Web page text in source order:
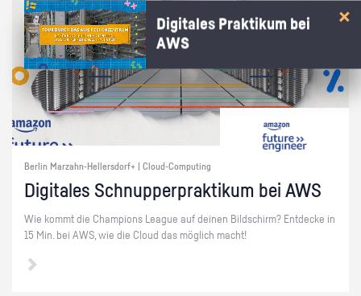
Berlin Marzahn-Hellersdorf+ | Cloud-Computing
Di­gi­ta­les Schnup­per­prak­ti­kum bei AWS
Wie kommt die Cham­pi­ons Le­ague auf dei­nen Bild­schirm? Ent­de­cke in
15 Min. bei AWS, wie die Cloud das mög­lich macht!
Digitales Praktikum bei
AWS